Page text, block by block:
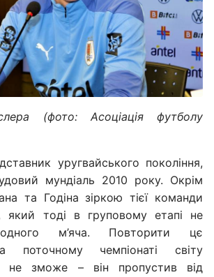
(фото: Асоціація футболу
уругвайського покоління,
мундіаль 2010 року. Окрім
та Годіна зіркою тієї команди
який тоді в груповому етапі не
м’яча. Повторити цє
поточному чемпіонаті світу
не зможе – він пропустив від